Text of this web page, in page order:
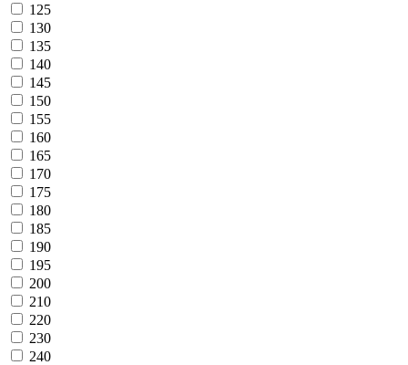
125
130
135
140
145
150
155
160
165
170
175
180
185
190
195
200
210
220
230
240